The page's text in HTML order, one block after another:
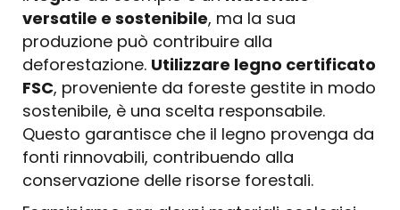
versatile e sostenibile, ma la sua
produzione può contribuire alla
deforestazione. Utilizzare legno certificato
FSC, proveniente da foreste gestite in modo
sostenibile, è una scelta responsabile.
Questo garantisce che il legno provenga da
fonti rinnovabili, contribuendo alla
conservazione delle risorse forestali.